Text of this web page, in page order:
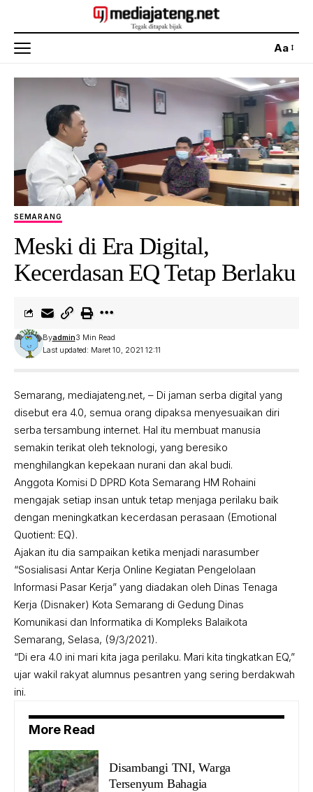
Aa
SEMARANG
Meski di Era Digital,
Kecerdasan EQ Tetap Berlaku
Last updated: Maret 10, 2021 12:11
Byadmin3 Min Read
Semarang, mediajateng.net, – Di jaman serba digital yang
disebut era 4.0, semua orang dipaksa menyesuaikan diri
serba tersambung internet. Hal itu membuat manusia
semakin terikat oleh teknologi, yang beresiko
menghilangkan kepekaan nurani dan akal budi.
Anggota Komisi D DPRD Kota Semarang HM Rohaini
mengajak setiap insan untuk tetap menjaga perilaku baik
dengan meningkatkan kecerdasan perasaan (Emotional
Quotient: EQ).
Ajakan itu dia sampaikan ketika menjadi narasumber
“Sosialisasi Antar Kerja Online Kegiatan Pengelolaan
Informasi Pasar Kerja” yang diadakan oleh Dinas Tenaga
Kerja (Disnaker) Kota Semarang di Gedung Dinas
Komunikasi dan Informatika di Kompleks Balaikota
Semarang, Selasa, (9/3/2021).
“Di era 4.0 ini mari kita jaga perilaku. Mari kita tingkatkan EQ,”
ujar wakil rakyat alumnus pesantren yang sering berdakwah
ini.
More Read
Disambangi TNI, Warga
Tersenyum Bahagia